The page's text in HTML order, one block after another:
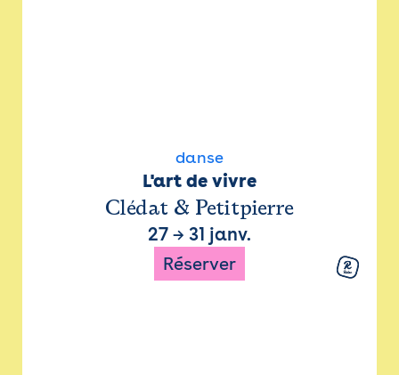
danse
L'art de vivre
Clédat & Petitpierre
27 → 31 janv.
Réserver